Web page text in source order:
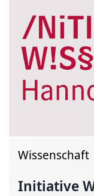
Wissenschaft
Initiative